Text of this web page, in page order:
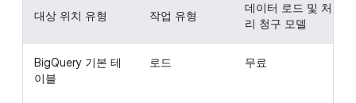
대상 위치 유형 작업 유형
데이터 로드 및 처
리 청구 모델
BigQuery 기본 테
이블
로드 무료